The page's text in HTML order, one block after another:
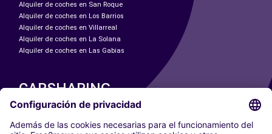
Alquiler de coches en San Roque
Alquiler de coches en Los Barrios
Alquiler de coches en Villarreal
Alquiler de coches en La Solana
Alquiler de coches en Las Gabias
CARSHARING
NUESTRAS CIUDADES
Paris